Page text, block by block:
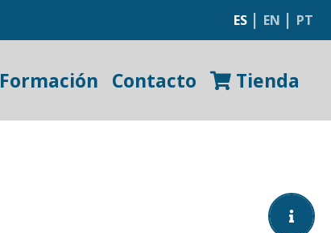
ES | EN | PT
Formación Contacto Tienda